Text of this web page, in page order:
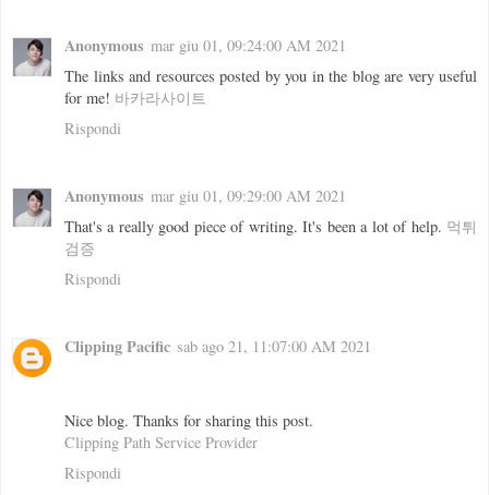
Anonymous mar giu 01, 09:24:00 AM 2021
The links and resources posted by you in the blog are very useful
for me! 바카라사이트
Rispondi
Anonymous mar giu 01, 09:29:00 AM 2021
That's a really good piece of writing. It's been a lot of help. 먹튀
검증
Rispondi
Clipping Pacific sab ago 21, 11:07:00 AM 2021
Nice blog. Thanks for sharing this post.
Clipping Path Service Provider
Rispondi